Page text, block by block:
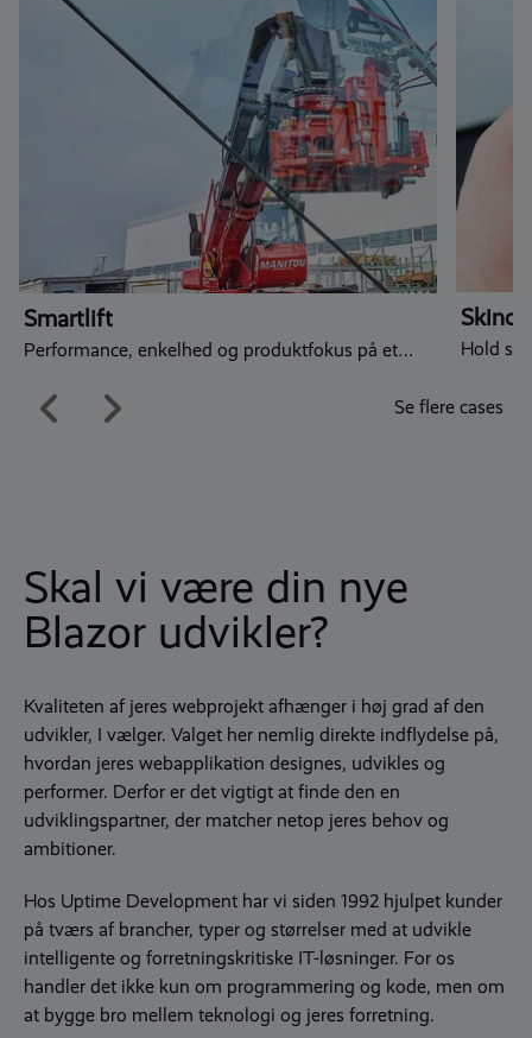
Smartlift
Performance, enkelhed og produktfokus på et
Hold
Se flere cases
Skal vi være din nye
Blazor udvikler?
Kvaliteten af jeres webprojekt afhænger i høj grad af den
udvikler, I vælger. Valget her nemlig direkte indflydelse på,
hvordan jeres webapplikation designes, udvikles og
performer. Derfor er det vigtigt at finde den en
udviklingspartner, der matcher netop jeres behov og
ambitioner.
Hos Uptime Development har vi siden 1992 hjulpet kunder
på tværs af brancher, typer og størrelser med at udvikle
intelligente og forretningskritiske IT-løsninger. For os
handler det ikke kun om programmering og kode, men om
at bygge bro mellem teknologi og jeres forretning.